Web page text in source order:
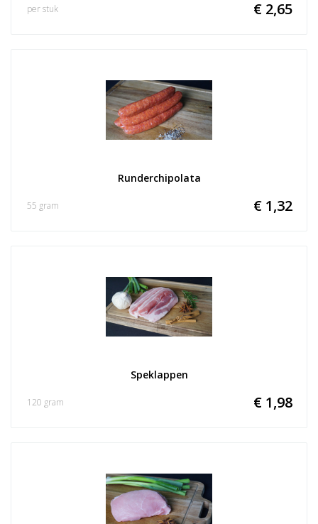
€ 2,65
per stuk
Runderchipolata
€ 1,32
55 gram
Speklappen
€ 1,98
120 gram